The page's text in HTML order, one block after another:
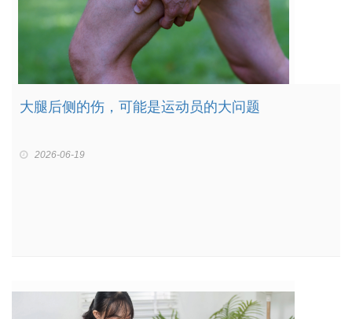
大腿后侧的伤，可能是运动员的大问题
2026-06-19